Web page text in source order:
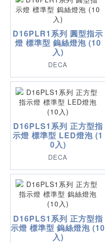
D16PLR1系列 圓型指示
燈 標準型 鎢絲燈泡 (10
入)
DECA
D16PLS1系列 正方型指
示燈 標準型 LED燈泡 (1
0入)
DECA
D16PLS1系列 正方型指
示燈 標準型 鎢絲燈泡 (10
入)